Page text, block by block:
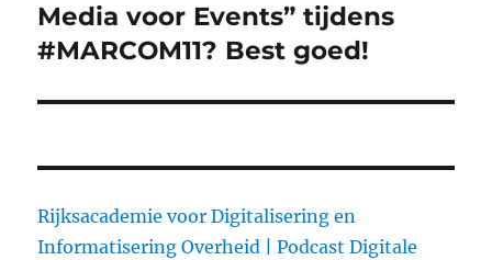
post:
Media voor Events” tijdens
#MARCOM11? Best goed!
Rijksacademie voor Digitalisering en
Informatisering Overheid |
Podcast Digitale